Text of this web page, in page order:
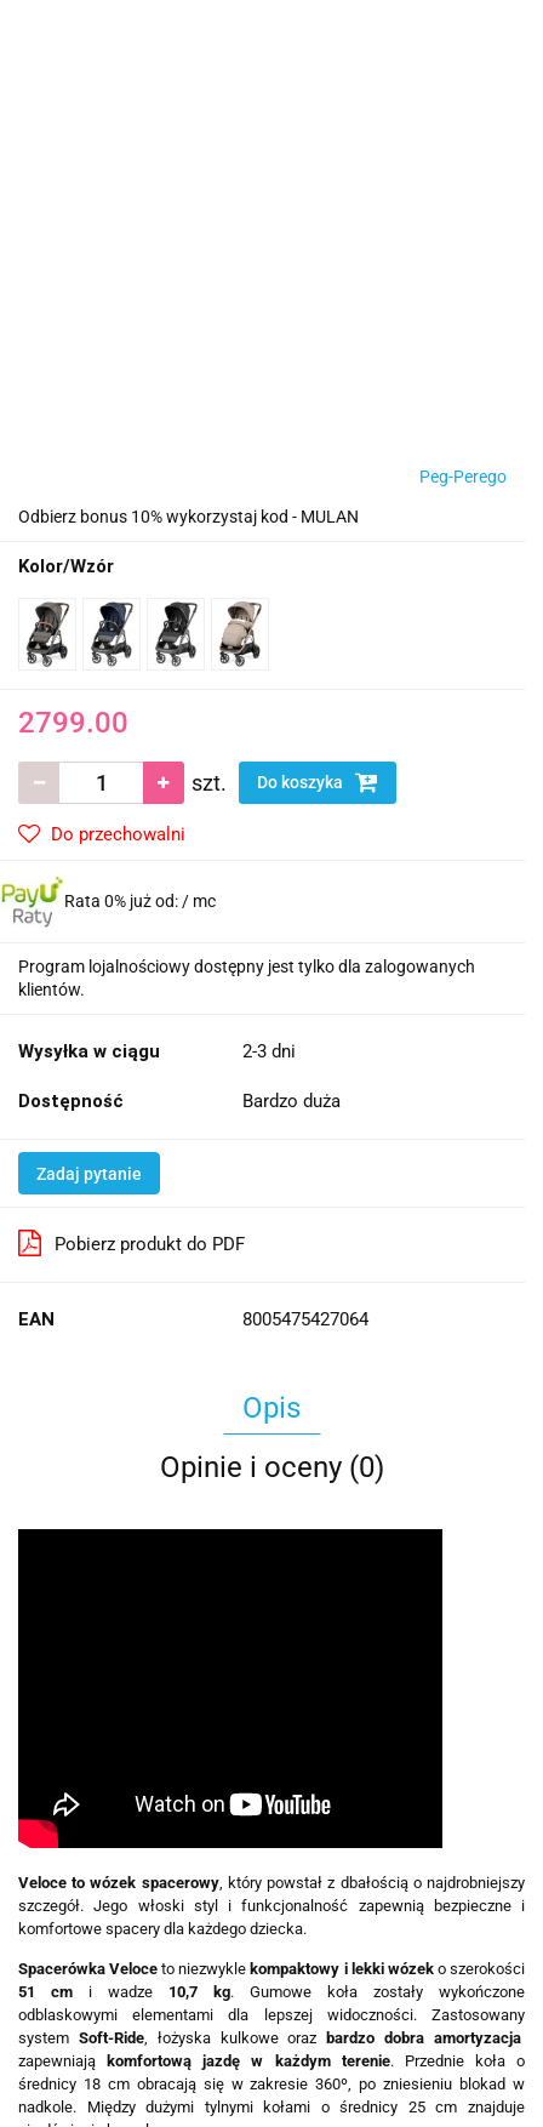
Peg-Perego
Odbierz bonus 10% wykorzystaj kod - MULAN
Kolor/Wzór
2799.00
szt. Do koszyka
Do przechowalni
Rata 0% już od:/ mc
Program lojalnościowy dostępny jest tylko dla zalogowanych
klientów.
Wysyłka w ciągu 2-3 dni
Dostępność Bardzo duża
Zadaj pytanie
Pobierz produkt do PDF
EAN 8005475427064
Opis
Opinie i oceny (0)
Veloce to wózek spacerowy, który powstał z dbałością o najdrobniejszy
szczegół. Jego włoski styl i funkcjonalność zapewnią bezpieczne i
komfortowe spacery dla każdego dziecka.
Spacerówka Veloce to niezwykle kompaktowy i lekki wózeko szerokości
51 cm i wadze 10,7 kg. Gumowe koła zostały wykończone
odblaskowymi elementami dla lepszej widoczności. Zastosowany
system Soft-Ride, łożyska kulkowe oraz
bardzo dobra amortyzacja
zapewniają
komfortową jazdę w każdym terenie. Przednie koła o
średnicy 18 cm obracają się w zakresie 360º, po zniesieniu blokad w
nadkole. Między dużymi tylnymi kołami o średnicy 25 cm znajduje